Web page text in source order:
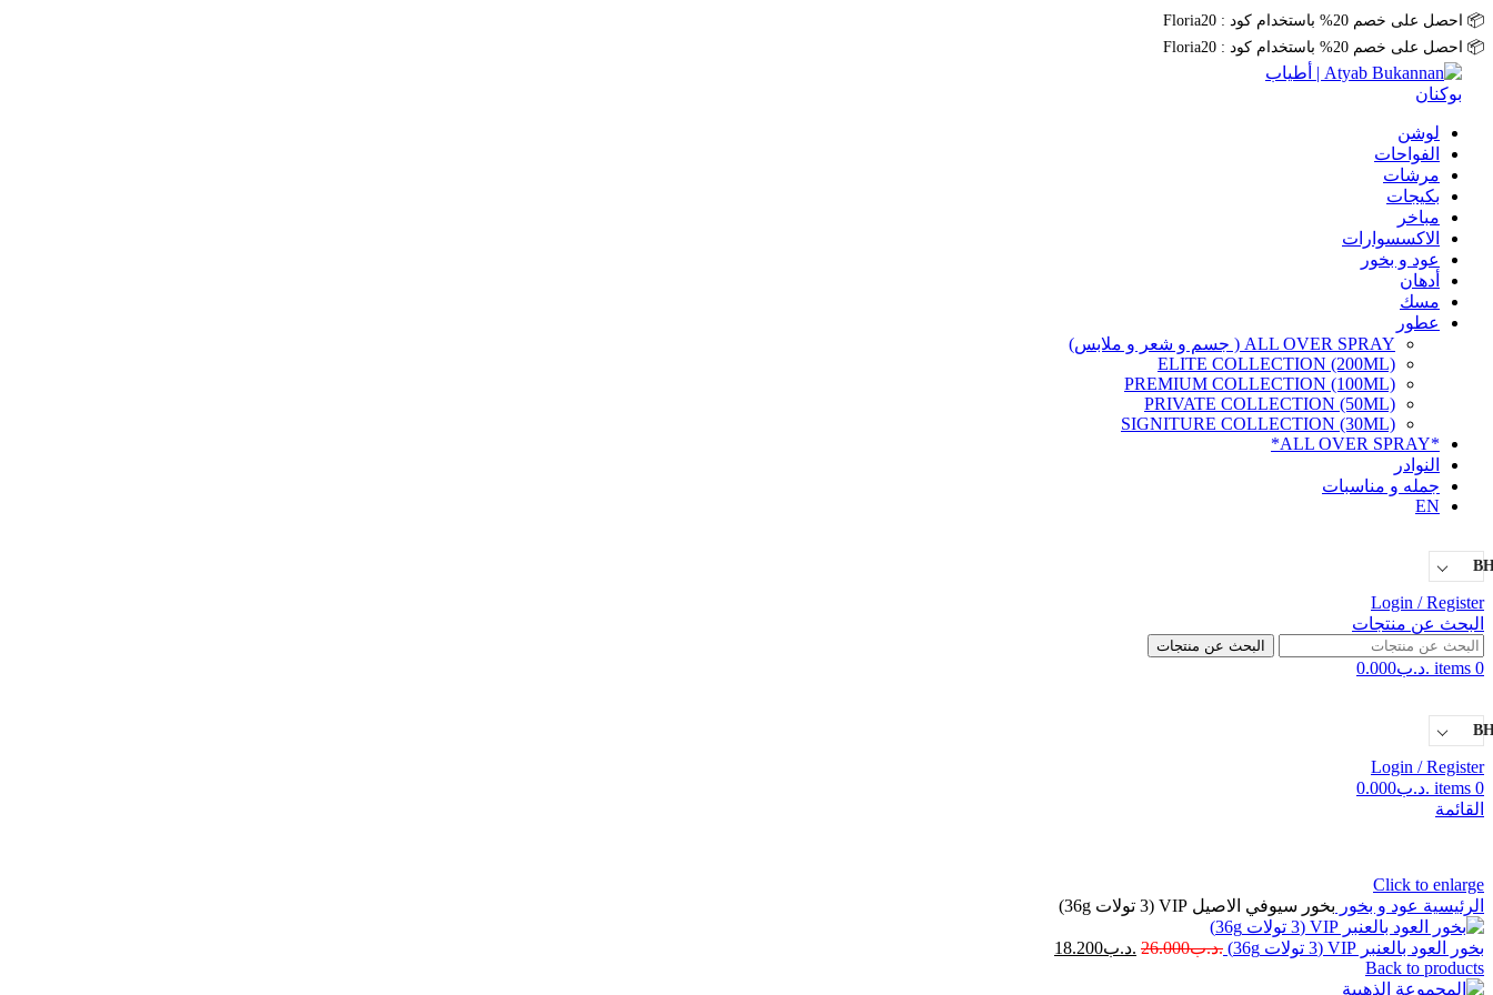
📦 احصل على خصم 20% باستخدام كود : Floria20
📦 احصل على خصم 20% باستخدام كود : Floria20
لوشن
الفواحات
مرشات
بكيجات
مباخر
الاكسسوارات
عود و بخور
أدهان
مسك
عطور
ALL OVER SPRAY ( جسم و شعر و ملابس)
ELITE COLLECTION (200ML)
PREMIUM COLLECTION (100ML)
PRIVATE COLLECTION (50ML)
SIGNITURE COLLECTION (30ML)
*ALL OVER SPRAY*
النوادر
جمله و مناسبات
EN
Login / Register
البحث عن منتجات
البحث عن منتجات
0
items .د.ب0.000
Login / Register
0
items .د.ب0.000
القائمة
Click to enlarge
الرئيسية عود و بخور بخور سيوفي الاصيل VIP (3 تولات 36g)
بخور العود بالعنبر VIP (3 تولات 36g) .د.ب26.000 .د.ب18.200
Back to products